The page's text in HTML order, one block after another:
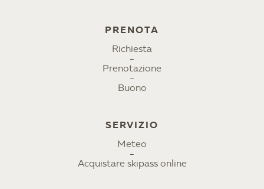
PRENOTA
Richiesta
Prenotazione
Buono
SERVIZIO
Meteo
Acquistare skipass online